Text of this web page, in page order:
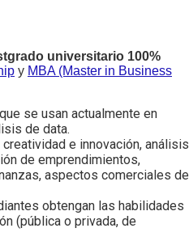
universitario 100%
y MBA (Master in Business
se usan actualmente en
de data.
e innovación, análisis
de emprendimientos,
aspectos comerciales del
obtengan las habilidades
(pública o privada, de